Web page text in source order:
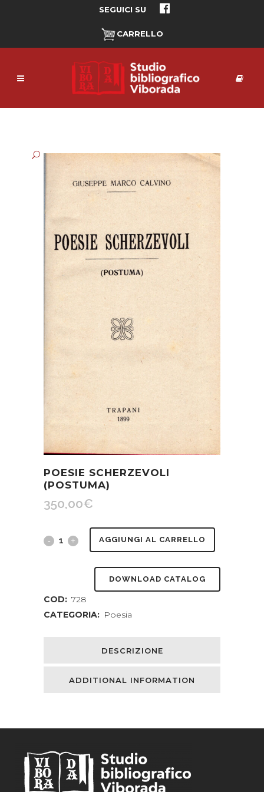
SEGUICI SU
CARRELLO
POESIE SCHERZEVOLI
(POSTUMA)
350,00€
Poesie
quantity
AGGIUNGI AL CARRELLO
DOWNLOAD CATALOG
COD: 728
CATEGORIA: Poesia
DESCRIZIONE
ADDITIONAL INFORMATION